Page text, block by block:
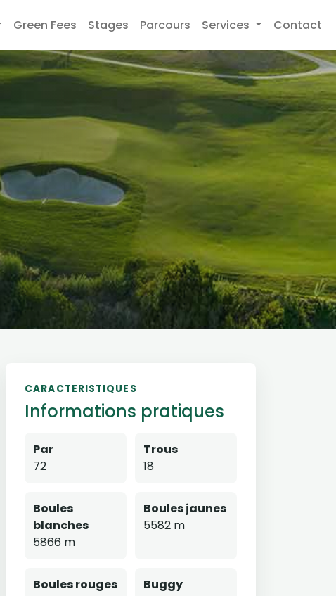
Green Fees Stages Parcours Services Contact
CARACTERISTIQUES
Informations pratiques
Par
72
Trous
18
Boules
blanches
5866 m
Boules jaunes
5582 m
Boules rouges
Buggy